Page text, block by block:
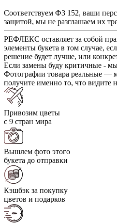
Соответствуем ФЗ 152, ваши
защитой, мы не разглашаем их
РЕФЛЕКС оставляет за собой
элементы букета в том случае,
решение будет лучше, или
Если замены буду критичные -
Фотографии товара реальные —
получите именно то, что видите
Привозим цветы
с 9 стран мира
Вышлем фото этого
букета до отправки
Кэшбэк за покупку
цветов и подарков